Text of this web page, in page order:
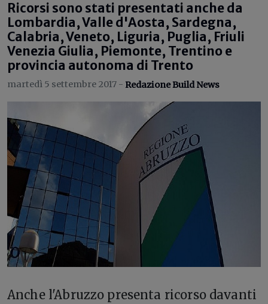
Ricorsi sono stati presentati anche da
Lombardia, Valle d'Aosta, Sardegna,
Calabria, Veneto, Liguria, Puglia, Friuli
Venezia Giulia, Piemonte, Trentino e
provincia autonoma di Trento
martedì 5 settembre 2017 - Redazione Build News
Anche l'Abruzzo presenta ricorso davanti